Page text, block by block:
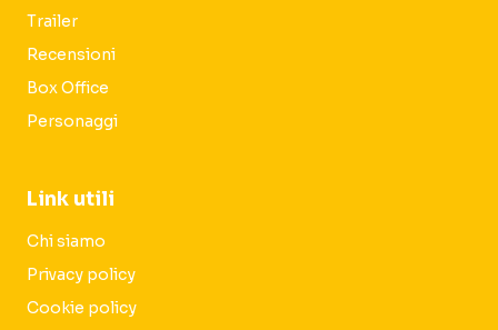
Trailer
Recensioni
Box Office
Personaggi
Link utili
Chi siamo
Privacy policy
Cookie policy